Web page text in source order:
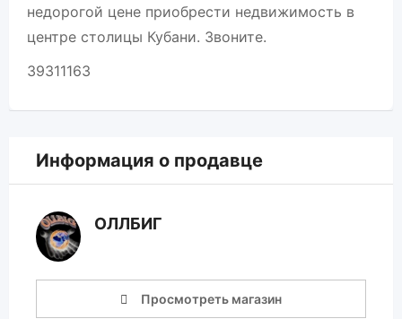
недорогой цене приобрести недвижимость в
центре столицы Кубани. Звоните.
39311163
Информация о продавце
ОЛЛБИГ
Просмотреть магазин